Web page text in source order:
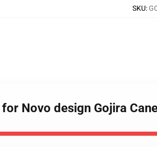
SKU:
Novo design Gojira